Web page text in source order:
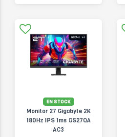
EN STOCK
Monitor 27 Gigabyte 2K
180Hz IPS 1ms GS27QA
AC3